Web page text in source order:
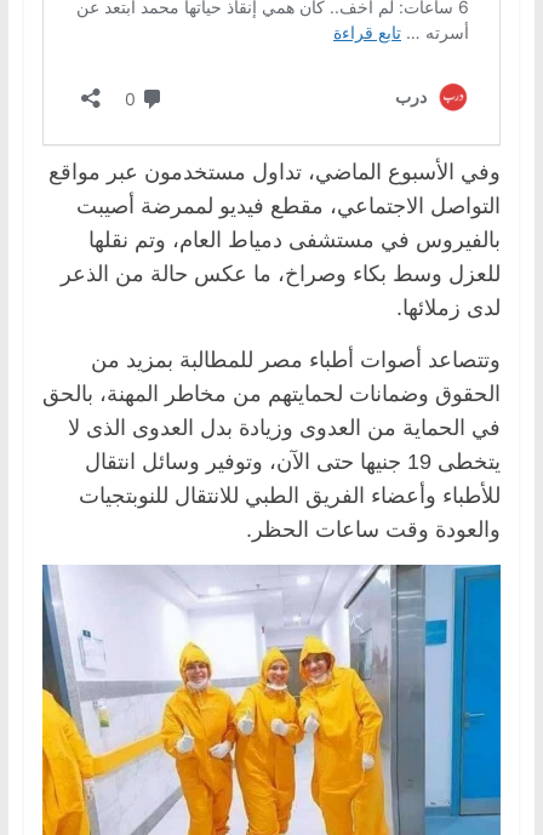
وفي الأسبوع الماضي، تداول مستخدمون عبر مواقع
التواصل الاجتماعي، مقطع فيديو لممرضة أصيبت
بالفيروس في مستشفى دمياط العام، وتم نقلها
للعزل وسط بكاء وصراخ، ما عكس حالة من الذعر
لدى زملائها.
وتتصاعد أصوات أطباء مصر للمطالبة بمزيد من
الحقوق وضمانات لحمايتهم من مخاطر المهنة، بالحق
في الحماية من العدوى وزيادة بدل العدوى الذى لا
يتخطى 19 جنيها حتى الآن، وتوفير وسائل انتقال
للأطباء وأعضاء الفريق الطبي للانتقال للنوبتجيات
والعودة وقت ساعات الحظر.